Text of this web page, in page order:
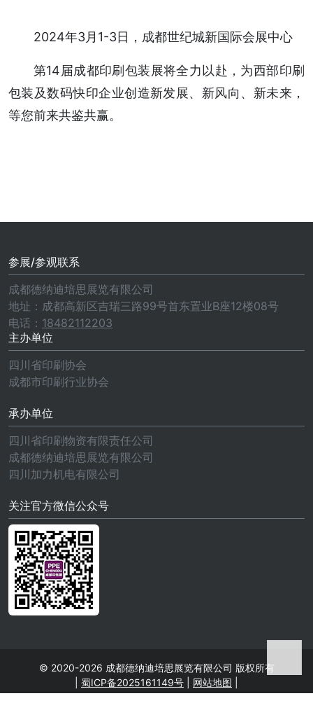
2024年3月1-3日，成都世纪城新国际会展中心
第14届成都印刷包装展将全力以赴，为西部印刷
包装及数码快印企业创造新发展、新风向、新未来，
等您前来共鉴共赢。
参展/参观联系
成都德纳迪培思展览有限公司
地址：成都高新区吉瑞三路99号首东置业B座12楼08号
电话： 18482112203
主办单位
四川省印刷协会
成都市印刷行业协会
承办单位
四川省印刷物资有限责任公司
成都德纳迪培思展览有限公司
四川加力机电有限公司
关注官方微信公众号
© 2020-2026 成都德纳迪培思展览有限公司 版权所有
蜀ICP备2025161149号 网站地图